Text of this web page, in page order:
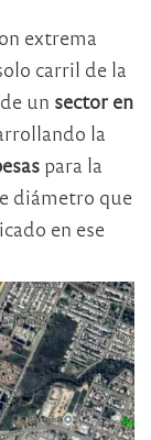
extrema
carril de la
un sector en
la
para la
diámetro que
en ese